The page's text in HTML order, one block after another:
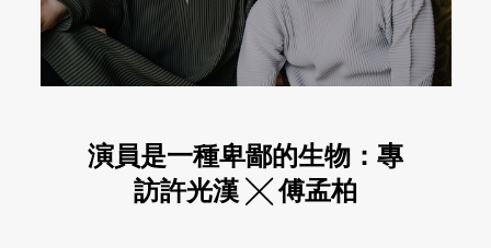
演員是一種卑鄙的生物：專
訪許光漢 ╳ 傅孟柏